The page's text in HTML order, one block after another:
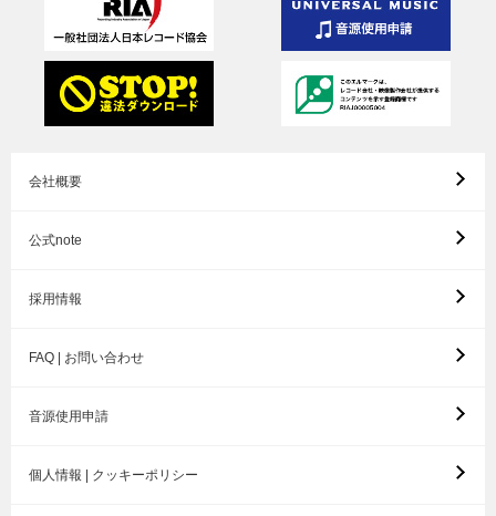
会社概要
公式note
採用情報
FAQ | お問い合わせ
音源使用申請
個人情報 | クッキーポリシー